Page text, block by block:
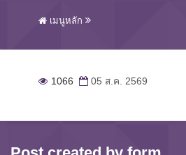
เมนูหลัก
1066 05 ส.ค. 2569